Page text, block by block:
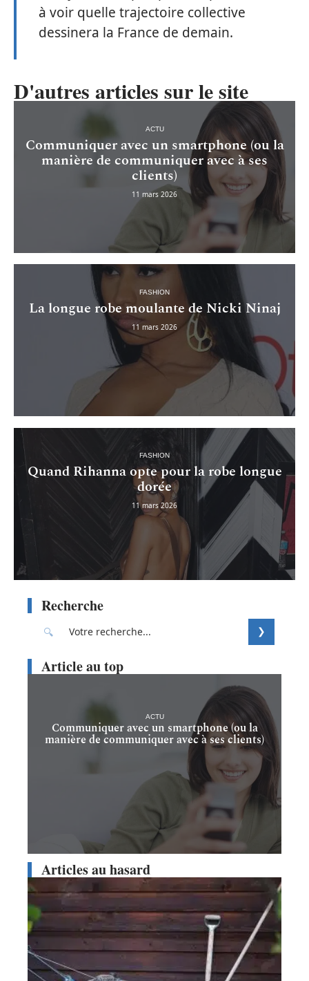
à voir quelle trajectoire collective
dessinera la France de demain.
D'autres articles sur le site
ACTU
Communiquer avec un smartphone (ou la
manière de communiquer avec à ses
clients)
11 mars 2026
FASHION
La longue robe moulante de Nicki Ninaj
11 mars 2026
FASHION
Quand Rihanna opte pour la robe longue
dorée
11 mars 2026
Recherche
Article au top
ACTU
Communiquer avec un smartphone (ou la
manière de communiquer avec à ses clients)
Articles au hasard